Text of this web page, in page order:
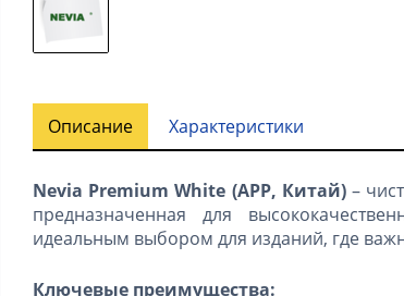
Описание Характеристики
Nevia Premium White (APP, Китай)–
предназначенная для
идеальным выбором для изданий, где
Ключевые преимущества: